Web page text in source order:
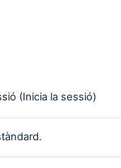
(Inicia la sessió)